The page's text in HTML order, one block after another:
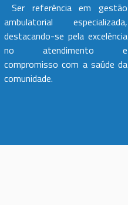
Ser referência em gestão
ambulatorial especializada,
destacando-se pela excelência
no atendimento e
compromisso com a saúde da
comunidade.